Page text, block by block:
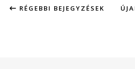
RÉGEBBI BEJEGYZÉSEK